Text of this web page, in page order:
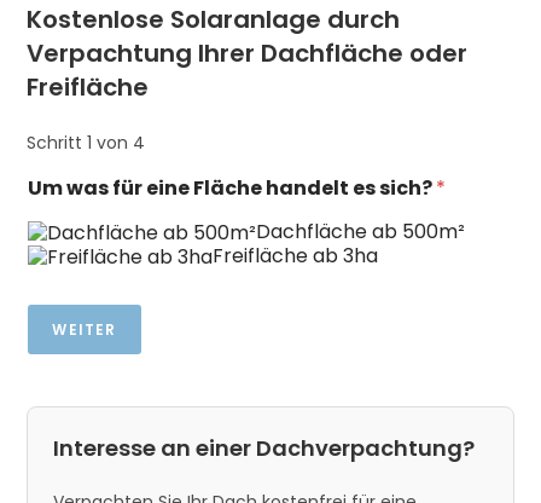
Kostenlose Solaranlage durch
Verpachtung Ihrer Dachfläche oder
Freifläche
Schritt1 von 4
Um was für eine Fläche handelt es sich?*
Dachfläche ab 500m²
Freifläche ab 3ha
WEITER
Interesse an einer Dachverpachtung?